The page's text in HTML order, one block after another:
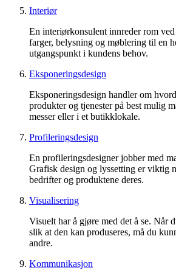
Interiør
En interiørkonsulent innreder rom
farger, belysning og møblering til en
utgangspunkt i kundens behov.
Eksponeringsdesign
Eksponeringsdesign handler om
produkter og tjenester på best mulig
messer eller i et butikklokale.
Profileringsdesign
En profileringsdesigner jobber med
Grafisk design og lyssetting er viktig
bedrifter og produktene deres.
Visualisering
Visuelt har å gjøre med det å se. Når
slik at den kan produseres, må du
andre.
Kommunikasjon